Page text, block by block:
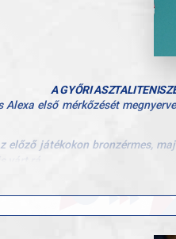
meccset is. Már az első
azért, hogy Párizsban jobban
mellett a magyar
A GYŐRI
Alexa első mérkőzését
előző játékokon bronzérmes,
várt rá.
is hárítania kellett.
(20.15) szombaton rendezik,